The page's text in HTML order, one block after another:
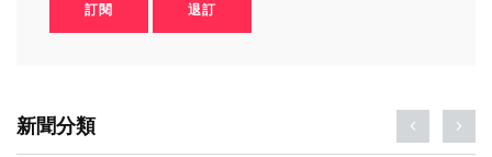
訂閱 退訂
新聞分類